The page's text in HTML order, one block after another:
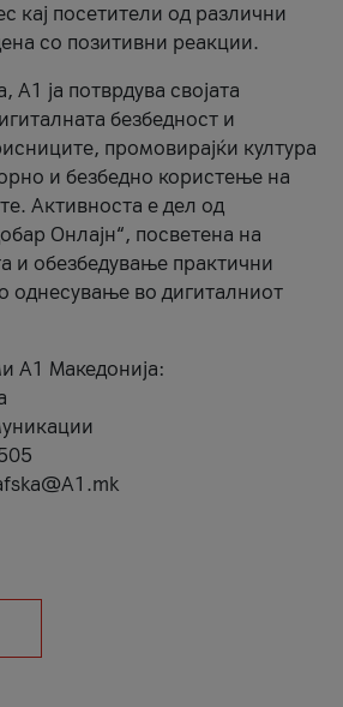
кај посетители од различни
со позитивни реакции.
А1 ја потврдува својата
безбедност и
промовирајќи култура
и безбедно користење на
Активноста е дел од
Онлајн“, посветена на
и обезбедување практични
однесување во дигиталниот
А1 Македонија: